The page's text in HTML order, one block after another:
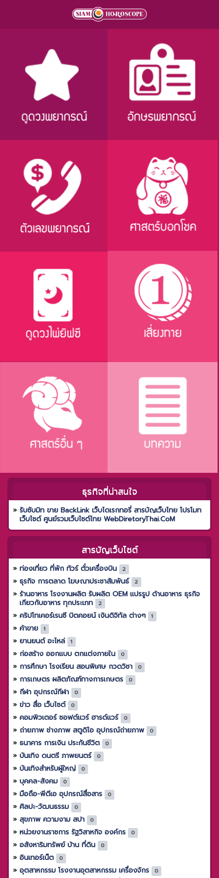
ธุรกิจที่น่าสนใจ
รับซับมิท ขาย BackLink เว็บไดเรกทอรี่ สารบัญเว็บไทย โปรโมท
เว็บไซต์ ศูนย์รวมเว็บไซต์ไทย WebDiretoryThai.CoM
สารบัญเว็บไซต์
ท่องเที่ยว ที่พัก ทัวร์ ตั๋วเครื่องบิน 2
ธุรกิจ การตลาด โฆษณาประชาสัมพันธ์ 2
ร้านอาหาร โรงงานผลิต รับผลิต OEM แปรรูป ด้านอาหาร ธุรกิจ
เกียวกับอาหาร ทุกประเภท
2
คริปโทเคอร์เรนซี บิตคอยน์ เงินดิจิทัล ต่างๆ 1
ค้าขาย 1
ยานยนต์ อะไหล่ 1
ก่อสร้าง ออกแบบ ตกแต่งภายใน 0
การศึกษา โรงเรียน สอนพิเศษ กวดวิชา 0
การเกษตร ผลิตภัณฑ์ทางการเกษตร 0
กีฬา อุปกรณ์กีฬา 0
ข่าว สื่อ เว็บไซต์ 0
คอมพิวเตอร์ ซอฟต์แวร์ ฮารด์แวร์ 0
ถ่ายภาพ ช่างภาพ สตูดิโอ อุปกรณ์ถ่ายภาพ 0
ธนาคาร การเงิน ประกันชีวิต 0
บันเทิง ดนตรี ภาพยนตร์ 0
บันเทิงสำหรับผู้ใหญ่ 0
บุคคล-สังคม 0
มือถือ-พีดีเอ อุปกรณ์สื่อสาร 0
ศิลปะ-วัฒนธรรม 0
สุขภาพ ความงาม สปา 0
หน่วยงานราชการ รัฐวิสาหกิจ องค์กร 0
อสังหาริมทรัพย์ บ้าน ที่ดิน 0
อินเทอร์เน็ต 0
อุตสาหกรรม โรงงานอุตสาหกรรม เครื่องจักร 0